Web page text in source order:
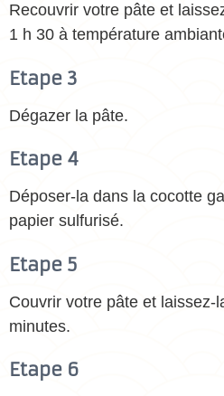
Recouvrir votre pâte et
1 h 30 à température
Etape 3
Dégazer la pâte.
Etape 4
Déposer-la dans la cocotte
papier sulfurisé.
Etape 5
Couvrir votre pâte et laissez-
minutes.
Etape 6